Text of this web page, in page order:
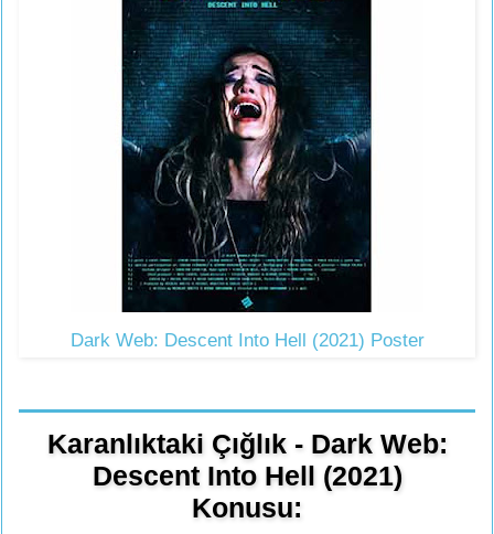
Dark Web: Descent Into Hell (2021) Poster
Karanlıktaki Çığlık - Dark Web:
Descent Into Hell (2021)
Konusu: